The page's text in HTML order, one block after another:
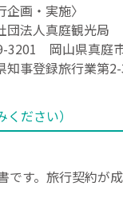
企画・実施〉
団法人真庭観光局
3201 岡山県真庭
知事登録旅行業第
ださい）
す。旅行契約が